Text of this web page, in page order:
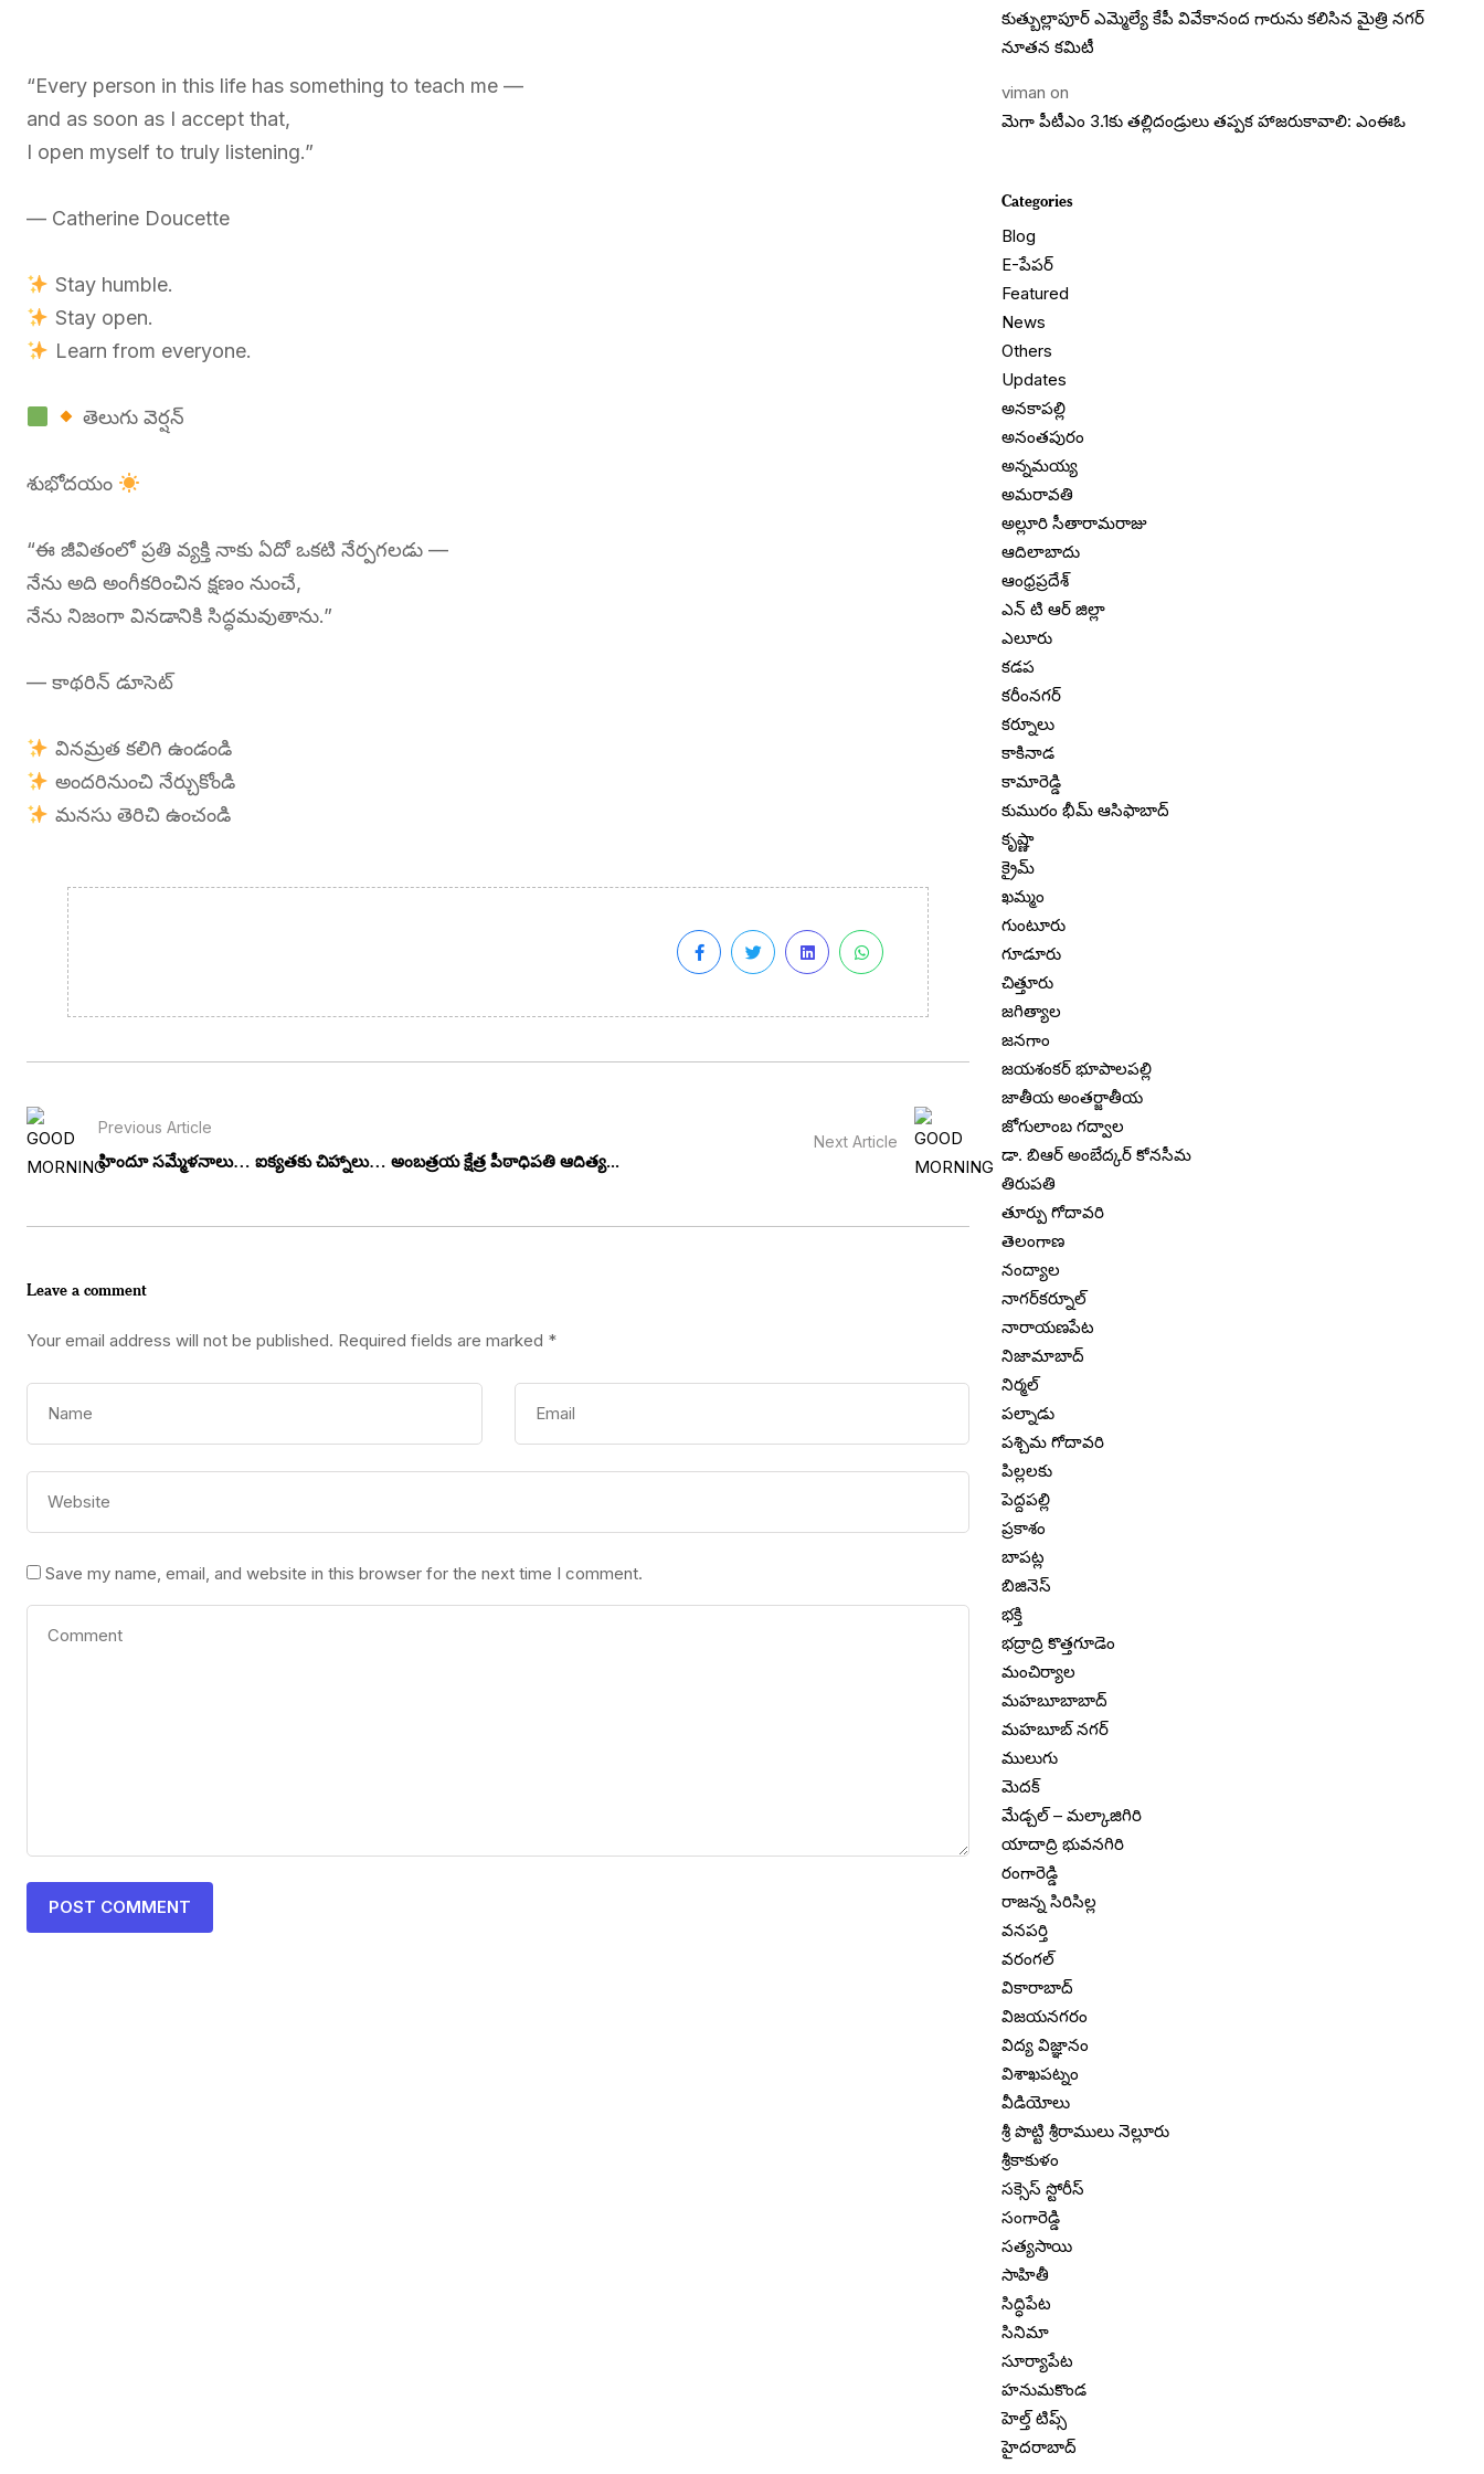
“Every person in this life has something to teach me —
and as soon as I accept that,
I open myself to truly listening.”
— Catherine Doucette
Stay humble.
Stay open.
Learn from everyone.
తెలుగు వెర్షన్
శుభోదయం
“ఈ జీవితంలో ప్రతి వ్యక్తి నాకు ఏదో ఒకటి నేర్పగలడు —
నేను అది అంగీకరించిన క్షణం నుంచే,
నేను నిజంగా వినడానికి సిద్ధమవుతాను.”
— కాథరిన్ డూసెట్
వినమ్రత కలిగి ఉండండి
అందరినుంచి నేర్చుకోండి
మనసు తెరిచి ఉంచండి
Previous Article
హిందూ సమ్మేళనాలు… ఐక్యతకు చిహ్నాలు… అంబత్రయ క్షేత్ర పీఠాధిపతి ఆదిత్య...
Next Article
Leave a comment
Your email address will not be published. Required fields are marked *
Save my name, email, and website in this browser for the next time I comment.
కుత్బుల్లాపూర్ ఎమ్మెల్యే కేపీ వివేకానంద గారును కలిసిన మైత్రి నగర్
నూతన కమిటీ
viman on
మెగా పీటీఎం 3.1కు తల్లిదండ్రులు తప్పక హాజరుకావాలి: ఎంఈఓ
Categories
Blog
E-పేపర్
Featured
News
Others
Updates
అనకాపల్లి
అనంతపురం
అన్నమయ్య
అమరావతి
అల్లూరి సీతారామరాజు
ఆదిలాబాదు
ఆంధ్రప్రదేశ్
ఎన్ టి ఆర్ జిల్లా
ఎలూరు
కడప
కరీంనగర్
కర్నూలు
కాకినాడ
కామారెడ్డి
కుమురం భీమ్ ఆసిఫాబాద్
కృష్ణా
క్రైమ్
ఖమ్మం
గుంటూరు
గూడూరు
చిత్తూరు
జగిత్యాల
జనగాం
జయశంకర్ భూపాలపల్లి
జాతీయ అంతర్జాతీయ
జోగులాంబ గద్వాల
డా. బిఆర్ అంబేద్కర్ కోనసీమ
తిరుపతి
తూర్పు గోదావరి
తెలంగాణ
నంద్యాల
నాగర్‌కర్నూల్
నారాయణపేట
నిజామాబాద్
నిర్మల్
పల్నాడు
పశ్చిమ గోదావరి
పిల్లలకు
పెద్దపల్లి
ప్రకాశం
బాపట్ల
బిజినెస్
భక్తి
భద్రాద్రి కొత్తగూడెం
మంచిర్యాల
మహబూబాబాద్
మహబూబ్ నగర్
ములుగు
మెదక్
మేడ్చల్ – మల్కాజిగిరి
యాదాద్రి భువనగిరి
రంగారెడ్డి
రాజన్న సిరిసిల్ల
వనపర్తి
వరంగల్
వికారాబాద్
విజయనగరం
విద్య విజ్ఞానం
విశాఖపట్నం
వీడియోలు
శ్రీ పొట్టి శ్రీరాములు నెల్లూరు
శ్రీకాకుళం
సక్సెస్ స్టోరీస్
సంగారెడ్డి
సత్యసాయి
సాహితీ
సిద్ధిపేట
సినిమా
సూర్యాపేట
హనుమకొండ
హెల్త్ టిప్స్
హైదరాబాద్